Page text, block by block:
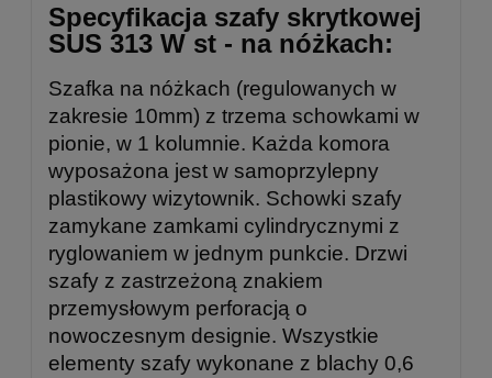
Specyfikacja szafy skrytkowej
SUS 313 W st - na nóżkach:
Szafka na nóżkach (regulowanych w
zakresie 10mm) z trzema schowkami w
pionie, w 1 kolumnie. Każda komora
wyposażona jest w samoprzylepny
plastikowy wizytownik. Schowki szafy
zamykane zamkami cylindrycznymi z
ryglowaniem w jednym punkcie. Drzwi
szafy z zastrzeżoną znakiem
przemysłowym perforacją o
nowoczesnym designie. Wszystkie
elementy szafy wykonane z blachy 0,6